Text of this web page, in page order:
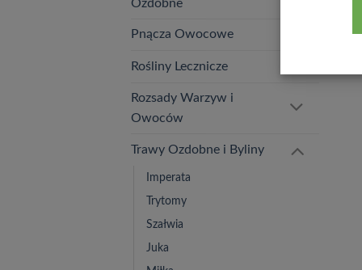
Ozdobne
Pnącza Owocowe
Rośliny Lecznicze
Rozsady Warzyw i
Owoców
Trawy Ozdobne i Byliny
Imperata
Trytomy
Szałwia
Juka